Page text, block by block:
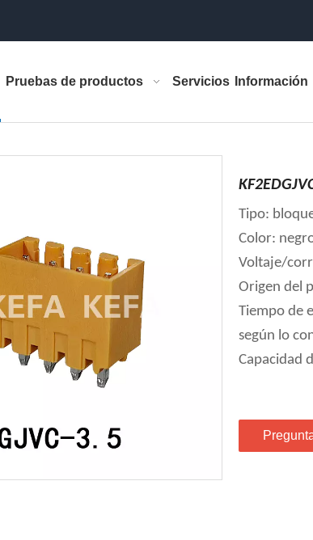
Pruebas de productos Servicios Información
Tipo:
Color:
Voltaje/
Origen del
Tiempo de
según lo
Capacidad